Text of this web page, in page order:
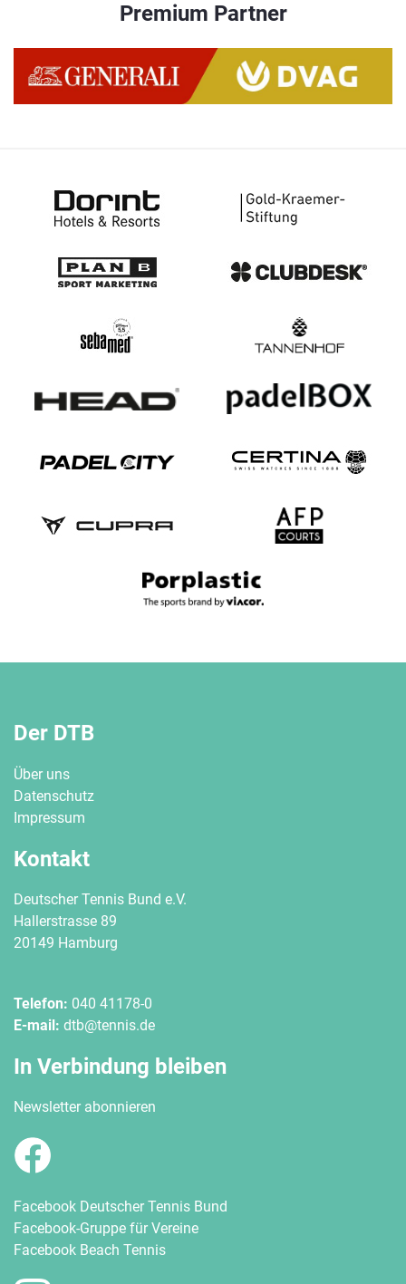
Premium Partner
Der DTB
Über uns
Datenschutz
Impressum
Kontakt
Deutscher Tennis Bund e.V.
Hallerstrasse 89
20149 Hamburg
Telefon: 040 41178-0
E-mail: dtb@tennis.de
In Verbindung bleiben
Newsletter abonnieren
Facebook Deutscher Tennis Bund
Facebook-Gruppe für Vereine
Facebook Beach Tennis